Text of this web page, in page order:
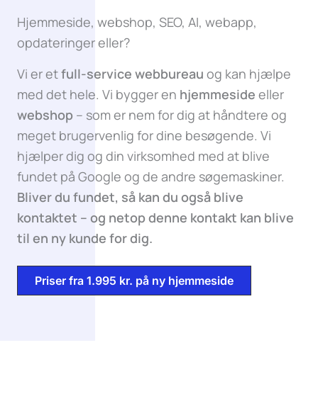
Hjemmeside, webshop, SEO, AI, webapp,
opdateringer eller?
Vi er etfull-service webbureau og kan hjælpe
med det hele. Vi bygger en hjemmeside eller
webshop – som er nem for dig at håndtere og
meget brugervenlig for dine besøgende. Vi
hjælper dig og din virksomhed med at blive
fundet på Google og de andre søgemaskiner.
Bliver du fundet, så kan du også blive
kontaktet – og netop denne kontakt kan blive
til en ny kunde for dig.
Priser fra 1.995 kr. på ny hjemmeside